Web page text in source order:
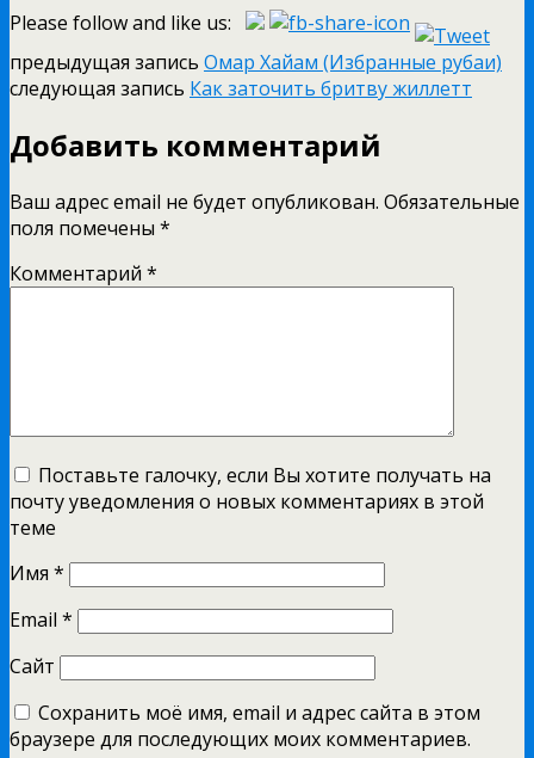
Please follow and like us:
предыдущая запись Омар Хайам (Избранные рубаи)
следующая запись Как заточить бритву жиллетт
Добавить комментарий
Ваш адрес email не будет опубликован. Обязательные
поля помечены *
Комментарий *
Поставьте галочку, если Вы хотите получать на
почту уведомления о новых комментариях в этой
теме
Имя *
Email *
Сайт
Сохранить моё имя, email и адрес сайта в этом
браузере для последующих моих комментариев.